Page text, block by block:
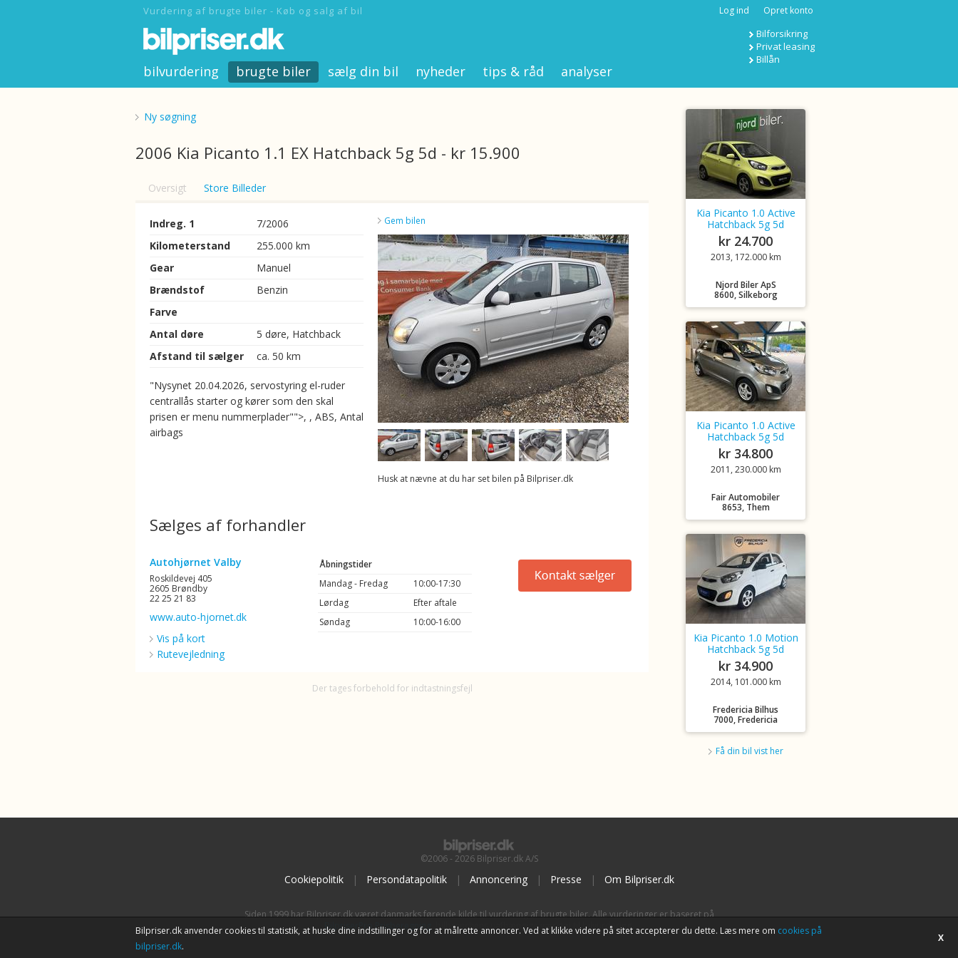
Vurdering af brugte biler - Køb og salg af bil Log ind Opret konto
Bilforsikring
Privat leasing
Billån
bilvurdering brugte biler sælg din bil nyheder tips & råd analyser
Ny søgning
2006 Kia Picanto 1.1 EX Hatchback 5g 5d - kr 15.900
Oversigt Store Billeder
Indreg. 1
7/2006
Kilometerstand
255.000 km
Gear
Manuel
Brændstof
Benzin
Farve
Antal døre
5 døre, Hatchback
Afstand til sælger
ca. 50 km
"Nysynet 20.04.2026, servostyring el-ruder
centrallås starter og kører som den skal
prisen er menu nummerplader"">, , ABS, Antal
airbags
Gem bilen
Husk at nævne at du har set bilen på Bilpriser.dk
Sælges af forhandler
Autohjørnet Valby
Roskildevej 405
2605 Brøndby
22 25 21 83
www.auto-hjornet.dk
Vis på kort
Rutevejledning
Åbningstider
Mandag - Fredag
10:00-17:30
Lørdag
Efter aftale
Søndag
10:00-16:00
Der tages forbehold for indtastningsfejl
Kia Picanto 1.0 Active
Hatchback 5g 5d
kr 24.700
2013, 172.000 km
Njord Biler ApS
8600, Silkeborg
Kia Picanto 1.0 Active
Hatchback 5g 5d
kr 34.800
2011, 230.000 km
Fair Automobiler
8653, Them
Kia Picanto 1.0 Motion
Hatchback 5g 5d
kr 34.900
2014, 101.000 km
Fredericia Bilhus
7000, Fredericia
Få din bil vist her
©2006 - 2026 Bilpriser.dk A/S
Cookiepolitik | Persondatapolitik | Annoncering | Presse | Om Bilpriser.dk
Siden 1999 har Bilpriser.dk været danmarks førende kilde til vurdering af brugte biler. Alle vurderinger er baseret på
BilpriserPro Prisberegning
, bilbranchens uafhængige værktøj til bilvurdering.
Bilpriser.dk anvender cookies til statistik, at huske dine indstillinger og for at målrette annoncer. Ved at klikke videre på sitet accepterer du dette. Læs mere om cookies på
bilpriser.dk.
X